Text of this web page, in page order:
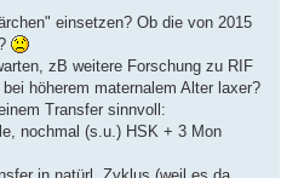
einsetzen? Ob die von 2015
zB weitere Forschung zu RIF
höherem maternalem Alter laxer?
Transfer sinnvoll:
nochmal (s.u.) HSK + 3 Mon